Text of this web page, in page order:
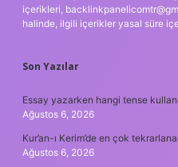
içerikleri,
halinde, ilgili içerikler yasal süre
Son Yazılar
Essay yazarken hangi tense
Ağustos 6, 2026
Kur’an-ı Kerim’de en çok
Ağustos 6, 2026